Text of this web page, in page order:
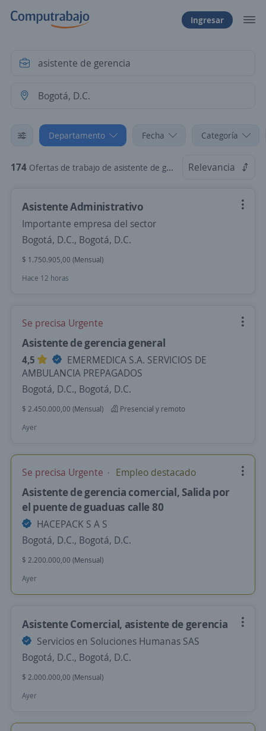
Ingresar
Departamento Fecha Categoría
174 Ofertas de trabajo de asistente de gerencia en Bogotá, D.C. Relevancia
Asistente Administrativo
Importante empresa del sector
Bogotá, D.C., Bogotá, D.C.
$ 1.750.905,00 (Mensual)
Hace 12 horas
Se precisa Urgente
Asistente de gerencia general
4,5
EMERMEDICA S.A. SERVICIOS DE
AMBULANCIA PREPAGADOS
Bogotá, D.C., Bogotá, D.C.
$ 2.450.000,00 (Mensual)
Presencial y remoto
Ayer
Se precisa Urgente Empleo destacado
Asistente de gerencia comercial, Salida por
el puente de guaduas calle 80
HACEPACK S A S
Bogotá, D.C., Bogotá, D.C.
$ 2.200.000,00 (Mensual)
Ayer
Asistente Comercial, asistente de gerencia
Servicios en Soluciones Humanas SAS
Bogotá, D.C., Bogotá, D.C.
$ 2.000.000,00 (Mensual)
Ayer